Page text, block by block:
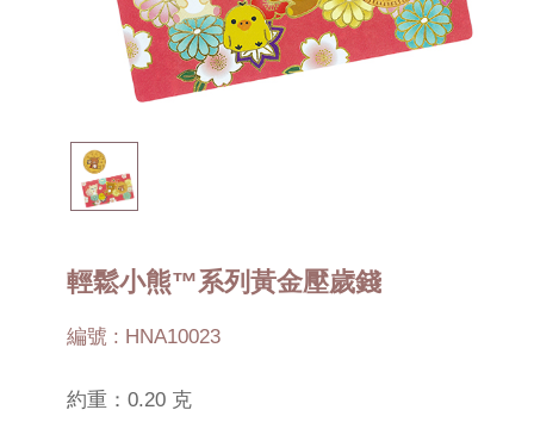
輕鬆小熊™系列黃金壓歲錢
編號 : HNA10023
約重：0.20 克